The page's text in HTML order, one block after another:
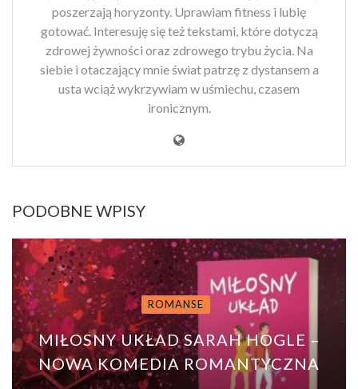
poszerzają horyzonty. Uprawiam fitness i lubię
gotować. Interesuję się też tekstami, które dotyczą
zdrowej żywności oraz zdrowego trybu życia. Na
siebie i otaczający mnie świat patrzę z dystansem a
usta wciąż wykrzywiam w uśmiechu, czasem
ironicznym.
PODOBNE WPISY
ROMANSE
MIŁOSNY UKŁAD SARAH HOGLE –
NOWA KOMEDIA ROMANTYCZNA